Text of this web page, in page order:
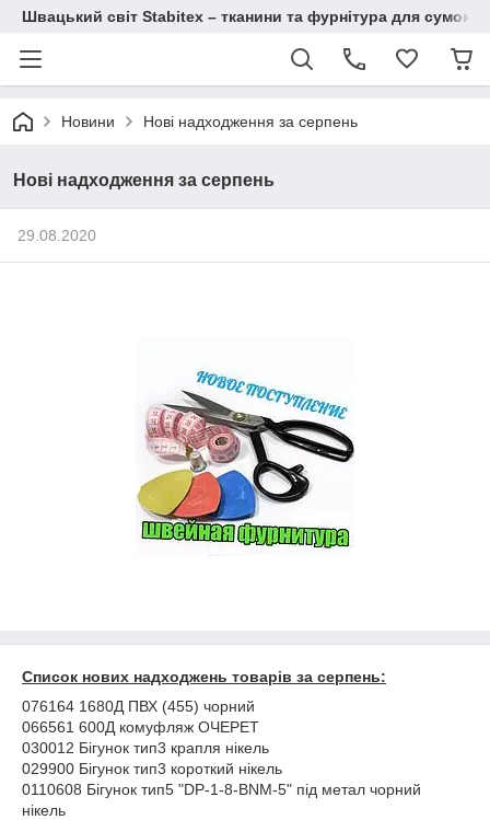
Швацький світ Stabitex – тканини та фурнітура для сумок і
Новини Нові надходження за серпень
Нові надходження за серпень
29.08.2020
Список нових надходжень товарів за серпень:
076164 1680Д ПВХ (455) чорний
066561 600Д комуфляж ОЧЕРЕТ
030012 Бігунок тип3 крапля нікель
029900 Бігунок тип3 короткий нікель
0110608 Бігунок тип5 "DP-1-8-BNM-5" під метал чорний
нікель